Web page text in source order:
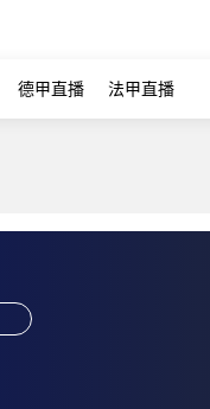
德甲直播 法甲直播